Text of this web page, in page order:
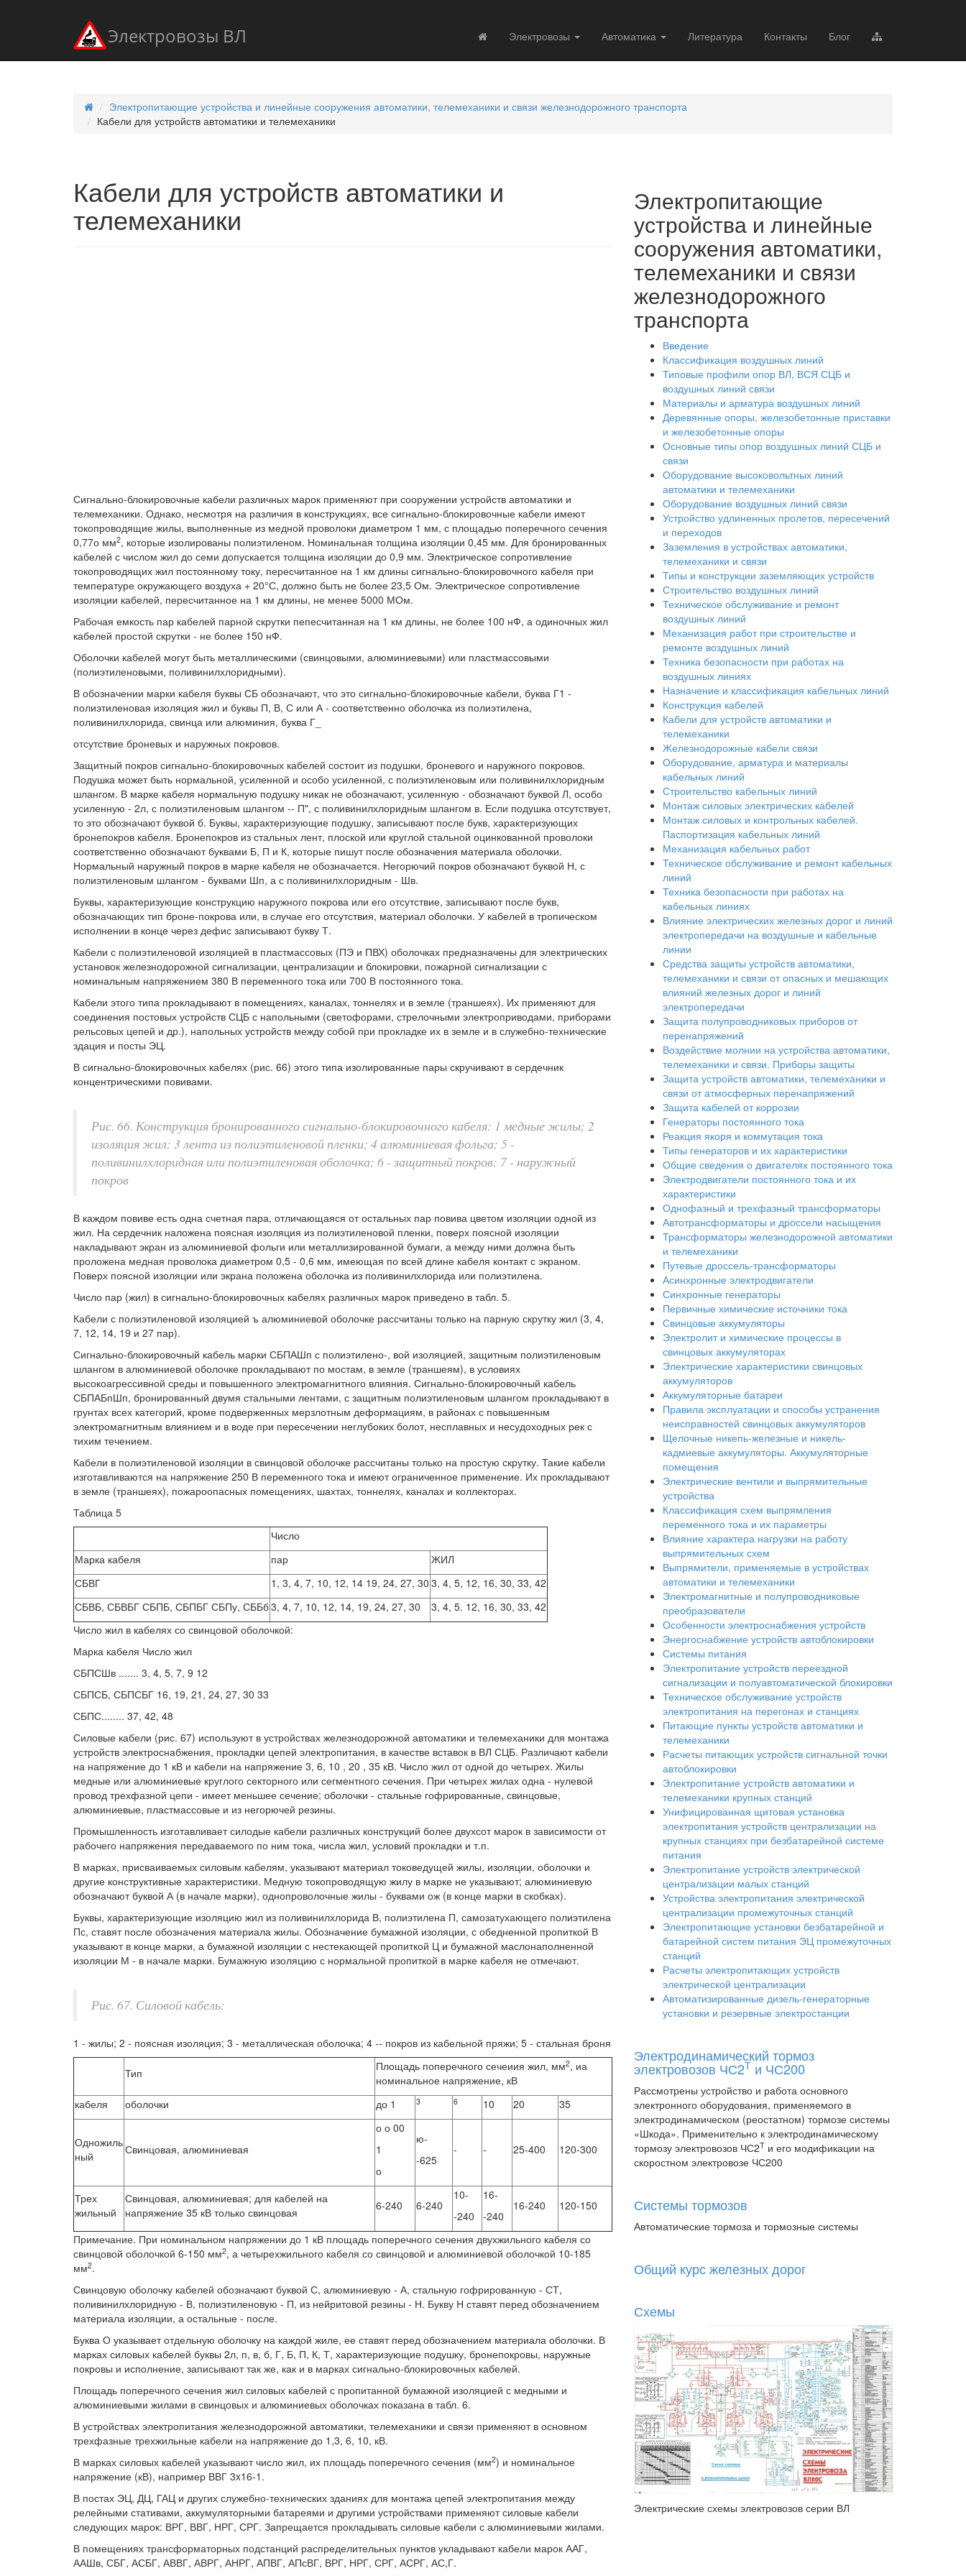
Электровозы ВЛ Электровозы Автоматика Литература Контакты Блог
Электропитающие устройства и линейные сооружения автоматики, телемеханики и связи железнодорожного транспорта
Кабели для устройств автоматики и телемеханики
Кабели для устройств автоматики и
телемеханики
Сигнально-блокировочные кабели различных марок применяют при сооружении устройств автоматики и
телемеханики. Однако, несмотря на различия в конструкциях, все сигнально-блокировочные кабели имеют
токопроводящие жилы, выполненные из медной проволоки диаметром 1 мм, с площадью поперечного сечения
0,77о мм2, которые изолированы полиэтиленом. Номинальная толщина изоляции 0,45 мм. Для бронированных
кабелей с числом жил до семи допускается толщина изоляции до 0,9 мм. Электрическое сопротивление
токопроводящих жил постоянному току, пересчитанное на 1 км длины сигнально-блокировочного кабеля при
температуре окружающего воздуха + 20°С, должно быть не более 23,5 Ом. Электрическое сопротивление
изоляции кабелей, пересчитанное на 1 км длины, не менее 5000 МОм.
Рабочая емкость пар кабелей парной скрутки пепесчитанная на 1 км длины, не более 100 нФ, а одиночных жил
кабелей простой скрутки - не более 150 нФ.
Оболочки кабелей могут быть металлическими (свинцовыми, алюминиевыми) или пластмассовыми
(полиэтиленовыми, поливинилхлоридными).
В обозначении марки кабеля буквы СБ обозначают, что это сигнально-блокировочные кабели, буква Г1 -
полиэтиленовая изоляция жил и буквы П, В, С или А - соответственно оболочка из полиэтилена,
поливинилхлорида, свинца или алюминия, буква Г_
отсутствие броневых и наружных покровов.
Защитный покров сигнально-блокировочных кабелей состоит из подушки, броневого и наружного покровов.
Подушка может быть нормальной, усиленной и особо усиленной, с полиэтиленовым или поливинилхлоридным
шлангом. В марке кабеля нормальную подушку никак не обозначают, усиленную - обозначают буквой Л, особо
усиленную - 2л, с полиэтиленовым шлангом -- П", с поливинилхлоридным шлангом в. Если подушка отсутствует,
то это обозначают буквой б. Буквы, характеризующие подушку, записывают после букв, характеризующих
бронепокров кабеля. Бронепокров из стальных лент, плоской или круглой стальной оцинкованной проволоки
соответственно обозначают буквами Б, П и К, которые пишут после обозначения материала оболочки.
Нормальный наружный покров в марке кабеля не обозначается. Негорючий покров обозначают буквой Н, с
полиэтиленовым шлангом - буквами Шп, а с поливинилхлоридным - Шв.
Буквы, характеризующие конструкцию наружного покрова или его отсутствие, записывают после букв,
обозначающих тип броне-покрова или, в случае его отсутствия, материал оболочки. У кабелей в тропическом
исполнении в конце через дефис записывают букву Т.
Кабели с полиэтиленовой изоляцией в пластмассовых (ПЭ и ПВХ) оболочках предназначены для электрических
установок железнодорожной сигнализации, централизации и блокировки, пожарной сигнализации с
номинальным напряжением 380 В переменного тока или 700 В постоянного тока.
Кабели этого типа прокладывают в помещениях, каналах, тоннелях и в земле (траншеях). Их применяют для
соединения постовых устройств СЦБ с напольными (светофорами, стрелочными электроприводами, приборами
рельсовых цепей и др.), напольных устройств между собой при прокладке их в земле и в служебно-технические
здация и посты ЭЦ.
В сигнально-блокировочных кабелях (рис. 66) этого типа изолированные пары скручивают в сердечник
концентрическими повивами.
Рис. 66. Конструкция бронированного сигнально-блокировочного кабеля: 1 медные жилы; 2
изоляция жил; 3 лента из полиэтиленовой пленки; 4 алюминиевая фольга; 5 -
поливинилхлоридная или полиэтиленовая оболочка; 6 - защитный покров; 7 - наружный
покров
В каждом повиве есть одна счетная пара, отличающаяся от остальных пар повива цветом изоляции одной из
жил. На сердечник наложена поясная изоляция из полиэтиленовой пленки, поверх поясной изоляции
накладывают экран из алюминиевой фольги или металлизированной бумаги, а между ними должна быть
проложена медная проволока диаметром 0,5 - 0,6 мм, имеющая по всей длине кабеля контакт с экраном.
Поверх поясной изоляции или экрана положена оболочка из поливинилхлорида или полиэтилена.
Число пар (жил) в сигнально-блокировочных кабелях различных марок приведено в табл. 5.
Кабели с полиэтиленовой изоляцией ъ алюминиевой оболочке рассчитаны только на парную скрутку жил (3, 4,
7, 12, 14, 19 и 27 пар).
Сигнально-блокировочный кабель марки СБПАШп с полиэтилено-, вой изоляцией, защитным полиэтиленовым
шлангом в алюминиевой оболочке прокладывают по мостам, в земле (траншеям), в условиях
высокоагрессивной среды и повышенного электромагнитного влияния. Сигнально-блокировочный кабель
СБПАБпШп, бронированный двумя стальными лентами, с защитным полиэтиленовым шлангом прокладывают в
грунтах всех категорий, кроме подверженных мерзлотным деформациям, в районах с повышенным
электромагнитным влиянием и в воде при пересечении неглубоких болот, несплавных и несудоходных рек с
тихим течением.
Кабели в полиэтиленовой изоляции в свинцовой оболочке рассчитаны только на простую скрутку. Такие кабели
изготавливаются на напряжение 250 В переменного тока и имеют ограниченное применение. Их прокладывают
в земле (траншеях), пожароопасных помещениях, шахтах, тоннелях, каналах и коллекторах.
Таблица 5
Число
Марка кабеля
пар
ЖИЛ
СБВГ
1, 3, 4, 7, 10, 12, 14 19, 24, 27, 30 3, 4, 5, 12, 16, 30, 33, 42
СБВБ, СБВБГ СБПБ, СБПБГ СБПу, СББб3, 4, 7, 10, 12, 14, 19, 24, 27, 30
3, 4, 5. 12, 16, 30, 33, 42
Число жил в кабелях со свинцовой оболочкой:
Марка кабеля Число жил
СБПСШв ....... 3, 4, 5, 7, 9 12
СБПСБ, СБПСБГ 16, 19, 21, 24, 27, 30 33
СБПС........ 37, 42, 48
Силовые кабели (рис. 67) используют в устройствах железнодорожной автоматики и телемеханики для монтажа
устройств электроснабжения, прокладки цепей электропитания, в качестве вставок в ВЛ СЦБ. Различают кабели
на напряжение до 1 кВ и кабели на напряжение 3, 6, 10 , 20 , 35 кВ. Число жил от одной до четырех. Жилы
медные или алюминиевые круглого секторного или сегментного сечения. При четырех жилах одна - нулевой
провод трехфазной цепи - имеет меньшее сечение; оболочки - стальные гофрированные, свинцовые,
алюминиевые, пластмассовые и из негорючей резины.
Промышленность изготавливает силодые кабели различных конструкций более двухсот марок в зависимости от
рабочего напряжения передаваемого по ним тока, числа жил, условий прокладки и т.п.
В марках, присваиваемых силовым кабелям, указывают материал токоведущей жилы, изоляции, оболочки и
другие конструктивные характеристики. Медную токопроводящую жилу в марке не указывают; алюминиевую
обозначают буквой А (в начале марки), однопроволочные жилы - буквами ож (в конце марки в скобках).
Буквы, характеризующие изоляцию жил из поливинилхлорида В, полиэтилена П, самозатухающего полиэтилена
Пс, ставят после обозначения материала жилы. Обозначение бумажной изоляции, с обедненной пропиткой В
указывают в конце марки, а бумажной изоляции с нестекающей пропиткой Ц и бумажной маслонаполненной
изоляции М - в начале марки. Бумажную изоляцию с нормальной пропиткой в марке кабеля не отмечают.
Рис. 67. Силовой кабель:
1 - жилы; 2 - поясная изоляция; 3 - металлическая оболочка; 4 -- покров из кабельной пряжи; 5 - стальная броня
Тип Площадь поперечного сечеиия жил, мм2, иа
номинальное напряжение, кВ
кабеля
оболочки до 1 3 6 10 20 35
Одножиль
ный
Свинцовая, алюминиевая
о о 00
1
о
ю-
-625
- - 25-400 120-300
Трех
жильный
Свинцовая, алюминиевая; для кабелей на
напряжение 35 кВ только свинцовая
6-240 6-240
10-
-240
16-
-240
16-240 120-150
Примечание. При номинальном напряжении до 1 кВ площадь поперечного сечения двухжильного кабеля со
свинцовой оболочкой 6-150 мм2, а четырехжильного кабеля со свинцовой и алюминиевой оболочкой 10-185
мм2.
Свинцовую оболочку кабелей обозначают буквой С, алюминиевую - А, стальную гофрированную - СТ,
поливинилхлоридную - В, полиэтиленовую - П, из нейритовой резины - Н. Букву Н ставят перед обозначением
материала изоляции, а остальные - после.
Буква О указывает отдельную оболочку на каждой жиле, ее ставят перед обозначением материала оболочки. В
марках силовых кабелей буквы 2л, п, в, б, Г, Б, П, К, Т, характеризующие подушку, бронепокровы, наружные
покровы и исполнение, записывают так же, как и в марках сигнально-блокировочных кабелей.
Площадь поперечного сечения жил силовых кабелей с пропитанной бумажной изоляцией с медными и
алюминиевыми жилами в свинцовых и алюминиевых оболочках показана в табл. 6.
В устройствах электропитания железнодорожной автоматики, телемеханики и связи применяют в основном
трехфазные трехжильные кабели на напряжение до 1,3, 6, 10, кВ.
В марках силовых кабелей указывают число жил, их площадь поперечного сечения (мм2) и номинальное
напряжение (кВ), например ВВГ 3x16-1.
В постах ЭЦ, ДЦ, ГАЦ и других служебно-технических зданиях для монтажа цепей электропитания между
релейными стативами, аккумуляторными батареями и другими устройствами применяют силовые кабели
следующих марок: ВРГ, ВВГ, НРГ, СРГ. Запрещается прокладывать силовые кабели с алюминиевыми жилами.
В помещениях трансформаторных подстанций распределительных пунктов укладывают кабели марок ААГ,
ААШв, СБГ, АСБГ, АВВГ, АВРГ, АНРГ, АПВГ, АПсВГ, ВРГ, НРГ, СРГ, АСРГ, АС,Г.
Электропитающие
устройства и линейные
сооружения автоматики,
телемеханики и связи
железнодорожного
транспорта
Введение
Классификация воздушных линий
Типовые профили опор ВЛ, ВСЯ СЦБ и
воздушных линий связи
Материалы и арматура воздушных линий
Деревянные опоры, железобетонные приставки
и железобетонные опоры
Основные типы опор воздушных линий СЦБ и
связи
Оборудование высоковольтных линий
автоматики и телемеханики
Оборудование воздушных линий связи
Устройство удлиненных пролетов, пересечений
и переходов
Заземления в устройствах автоматики,
телемеханики и связи
Типы и конструкции заземляющих устройств
Строительство воздушных линий
Техническое обслуживание и ремонт
воздушных линий
Механизация работ при строительстве и
ремонте воздушных линий
Техника безопасности при работах на
воздушных линиях
Назначение и классификация кабельных линий
Конструкция кабелей
Кабели для устройств автоматики и
телемеханики
Железнодорожные кабели связи
Оборудование, арматура и материалы
кабельных линий
Строительство кабельных линий
Монтаж силовых электрических кабелей
Монтаж силовых и контрольных кабелей.
Паспортизация кабельных линий
Механизация кабельных работ
Техническое обслуживание и ремонт кабельных
линий
Техника безопасности при работах на
кабельных линиях
Влияние электрических железных дорог и линий
электропередачи на воздушные и кабельные
линии
Средства защиты устройств автоматики,
телемеханики и связи от опасных и мешающих
влияний железных дорог и линий
электропередачи
Защита полупроводниковых приборов от
перенапряжений
Воздействие молнии на устройства автоматики,
телемеханики и связи. Приборы защиты
Защита устройств автоматики, телемеханики и
связи от атмосферных перенапряжений
Защита кабелей от коррозии
Генераторы постоянного тока
Реакция якоря и коммутация тока
Типы генераторов и их характеристики
Общие сведения о двигателях постоянного тока
Электродвигатели постоянного тока и их
характеристики
Однофазный и трехфазный трансформаторы
Автотрансформаторы и дроссели насыщения
Трансформаторы железнодорожной автоматики
и телемеханики
Путевые дроссель-трансформаторы
Асинхронные электродвигатели
Синхронные генераторы
Первичные химические источники тока
Свинцовые аккумуляторы
Электролит и химические процессы в
свинцовых аккумуляторах
Электрические характеристики свинцовых
аккумуляторов
Аккумуляторные батареи
Правила эксплуатации и способы устранения
неисправностей свинцовых аккумуляторов
Щелочные никепь-железные и никель-
кадмиевые аккумуляторы. Аккумуляторные
помещения
Электрические вентили и выпрямительные
устройства
Классификация схем выпрямления
переменного тока и их параметры
Влияние характера нагрузки на работу
выпрямительных схем
Выпрямители, применяемые в устройствах
автоматики и телемеханики
Электромагнитные и полупроводниковые
преобразователи
Особенности электроснабжения устройств
Энергоснабжение устройств автоблокировки
Системы питания
Электропитание устройств переездной
сигнализации и полуавтоматической блокировки
Техническое обслуживание устройств
электропитания на перегонах и станциях
Питающие пункты устройств автоматики и
телемеханики
Расчеты питающих устройств сигнальной точки
автоблокировки
Электропитание устройств автоматики и
телемеханики крупных станций
Унифицированная щитовая установка
электропитания устройств централизации на
крупных станциях при безбатарейной системе
питания
Электропитание устройств электрической
централизации малых станций
Устройства электропитания электрической
централизации промежуточных станций
Электропитающие установки безбатарейной и
батарейной систем питания ЭЦ промежуточных
станций
Расчеты электропитающих устройств
электрической централизации
Автоматизированные дизель-генераторные
установки и резервные электростанции
Электродинамический тормоз
электровозов ЧС2Т и ЧС200
Рассмотрены устройство и работа основного
электронного оборудования, применяемого в
электродинамическом (реостатном) тормозе системы
«Шкода». Применительно к электродинамическому
тормозу электровозов ЧС2Т и его модификации на
скоростном электровозе ЧС200
Системы тормозов
Автоматические тормоза и тормозные системы
Общий курс железных дорог
Схемы
Электрические схемы электровозов серии ВЛ